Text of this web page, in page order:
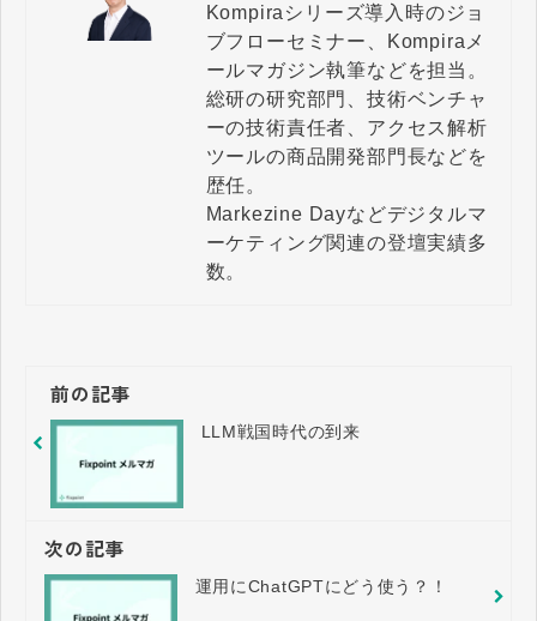
Kompiraシリーズ導入時のジョ
ブフローセミナー、Kompiraメ
ールマガジン執筆などを担当。
総研の研究部門、技術ベンチャ
ーの技術責任者、アクセス解析
ツールの商品開発部門長などを
歴任。
Markezine Dayなどデジタルマ
ーケティング関連の登壇実績多
数。
前の記事
LLM戦国時代の到来
次の記事
運用にChatGPTにどう使う？！